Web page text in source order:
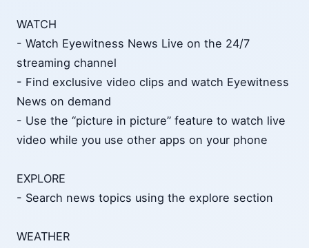
WATCH
- Watch Eyewitness News Live on the 24/7
streaming channel
- Find exclusive video clips and watch Eyewitness
News on demand
- Use the “picture in picture” feature to watch live
video while you use other apps on your phone
EXPLORE
- Search news topics using the explore section
WEATHER